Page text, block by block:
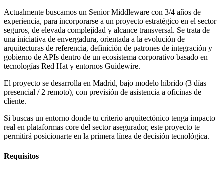
Actualmente buscamos un Senior Middleware con 3/4 años de
experiencia, para incorporarse a un proyecto estratégico en el sector
seguros, de elevada complejidad y alcance transversal. Se trata de
una iniciativa de envergadura, orientada a la evolución de
arquitecturas de referencia, definición de patrones de integración y
gobierno de APIs dentro de un ecosistema corporativo basado en
tecnologías Red Hat y entornos Guidewire.
El proyecto se desarrolla en Madrid, bajo modelo híbrido (3 días
presencial / 2 remoto), con previsión de asistencia a oficinas de
cliente.
Si buscas un entorno donde tu criterio arquitectónico tenga impacto
real en plataformas core del sector asegurador, este proyecto te
permitirá posicionarte en la primera línea de decisión tecnológica.
Requisitos